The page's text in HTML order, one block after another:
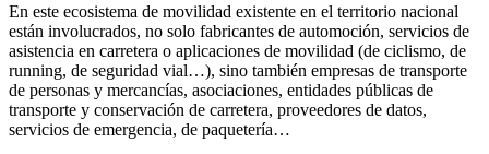
En este ecosistema de movilidad existente en el territorio nacional
están involucrados, no solo fabricantes de automoción, servicios de
asistencia en carretera o aplicaciones de movilidad (de ciclismo, de
running, de seguridad vial…), sino también empresas de transporte
de personas y mercancías, asociaciones, entidades públicas de
transporte y conservación de carretera, proveedores de datos,
servicios de emergencia, de paquetería…